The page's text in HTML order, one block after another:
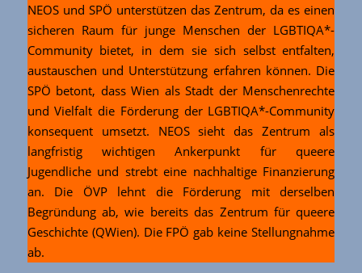
NEOS und SPÖ unterstützen das Zentrum, da es einen
sicheren Raum für junge Menschen der LGBTIQA*-
Community bietet, in dem sie sich selbst entfalten,
austauschen und Unterstützung erfahren können. Die
SPÖ betont, dass Wien als Stadt der Menschenrechte
und Vielfalt die Förderung der LGBTIQA*-Community
konsequent umsetzt. NEOS sieht das Zentrum als
langfristig wichtigen Ankerpunkt für queere
Jugendliche und strebt eine nachhaltige Finanzierung
an. Die ÖVP lehnt die Förderung mit derselben
Begründung ab, wie bereits das Zentrum für queere
Geschichte (QWien). Die FPÖ gab keine Stellungnahme
ab.